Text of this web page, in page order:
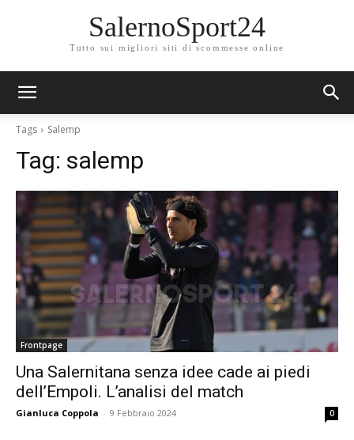
SalernoSport24
Tutto sui migliori siti di scommesse online
Tags Salemp
Tag: salemp
Frontpage
Una Salernitana senza idee cade ai piedi
dell’Empoli. L’analisi del match
Gianluca Coppola - 9 Febbraio 2024 0